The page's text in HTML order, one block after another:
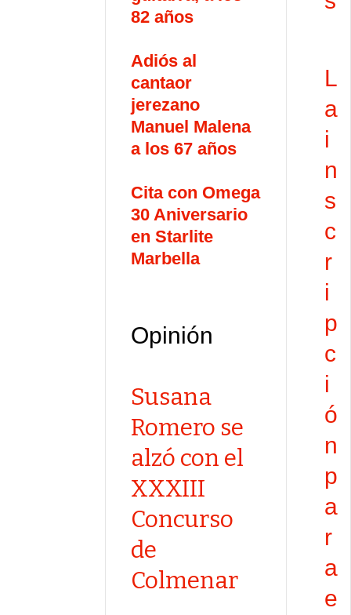
82 años
Adiós al
cantaor
jerezano
Manuel Malena
a los 67 años
Cita con Omega
30 Aniversario
en Starlite
Marbella
Opinión
Susana
Romero se
alzó con el
XXXIII
Concurso
de
Colmenar
L
a
i
n
s
c
r
i
p
c
i
ó
n
p
a
r
a
e